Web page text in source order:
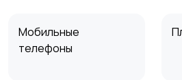
Мобильные
телефоны